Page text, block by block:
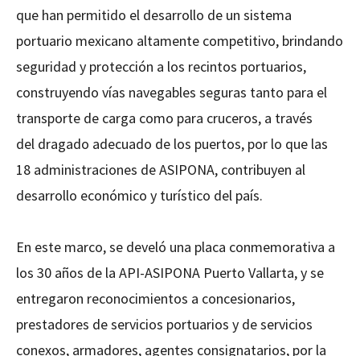
que han permitido el desarrollo de un sistema
portuario mexicano altamente competitivo, brindando
seguridad y protección a los recintos portuarios,
construyendo vías navegables seguras tanto para el
transporte de carga como para cruceros, a través
del dragado adecuado de los puertos, por lo que las
18 administraciones de ASIPONA, contribuyen al
desarrollo económico y turístico del país.
En este marco, se develó una placa conmemorativa a
los 30 años de la API-ASIPONA Puerto Vallarta, y se
entregaron reconocimientos a concesionarios,
prestadores de servicios portuarios y de servicios
conexos, armadores, agentes consignatarios, por la